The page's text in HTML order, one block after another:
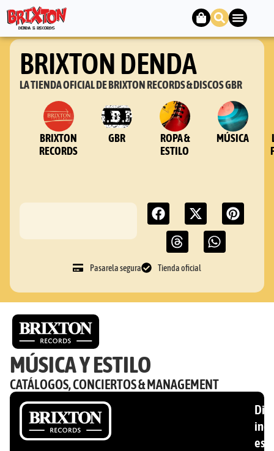
BRIXTON DENDA
LA TIENDA OFICIAL DE BRIXTON RECORDS & DISCOS GBR
BRIXTON
RECORDS
GBR
ROPA &
ESTILO
MÚSICA
Pasarela segura Tienda oficial
MÚSICA Y ESTILO
CATÁLOGOS, CONCIERTOS & MANAGEMENT